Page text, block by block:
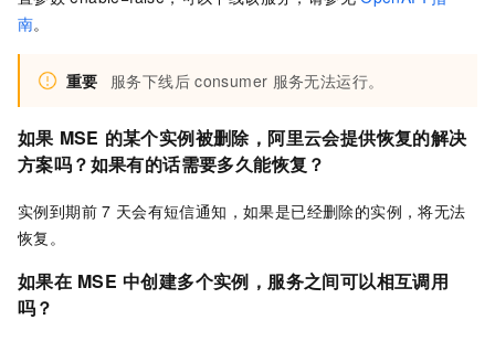
南。
重要 服务下线后 consumer 服务无法运行。
如果 MSE 的某个实例被删除，阿里云会提供恢复的解决
方案吗？如果有的话需要多久能恢复？
实例到期前 7 天会有短信通知，如果是已经删除的实例，将无法
恢复。
如果在 MSE 中创建多个实例，服务之间可以相互调用
吗？